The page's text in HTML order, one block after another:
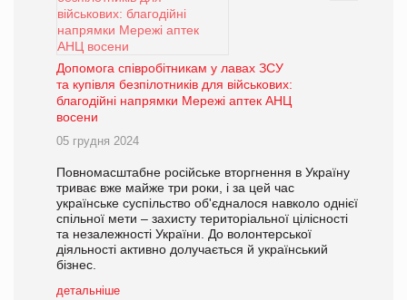
Допомога співробітникам у лавах ЗСУ
та купівля безпілотників для військових:
благодійні напрямки Мережі аптек АНЦ
восени
05 грудня 2024
Повномасштабне російське вторгнення в Україну
триває вже майже три роки, і за цей час
українське суспільство об'єдналося навколо однієї
спільної мети – захисту територіальної цілісності
та незалежності України. До волонтерської
діяльності активно долучається й український
бізнес.
детальніше